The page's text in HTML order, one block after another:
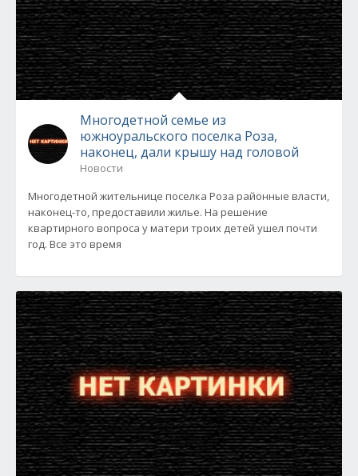
Многодетной семье из
южноуральского поселка Роза,
наконец, дали крышу над головой
Новости
Многодетной жительнице поселка Роза районные власти,
наконец-то, предоставили жилье. На решение
квартирного вопроса у матери троих детей ушел почти
год. Все это время